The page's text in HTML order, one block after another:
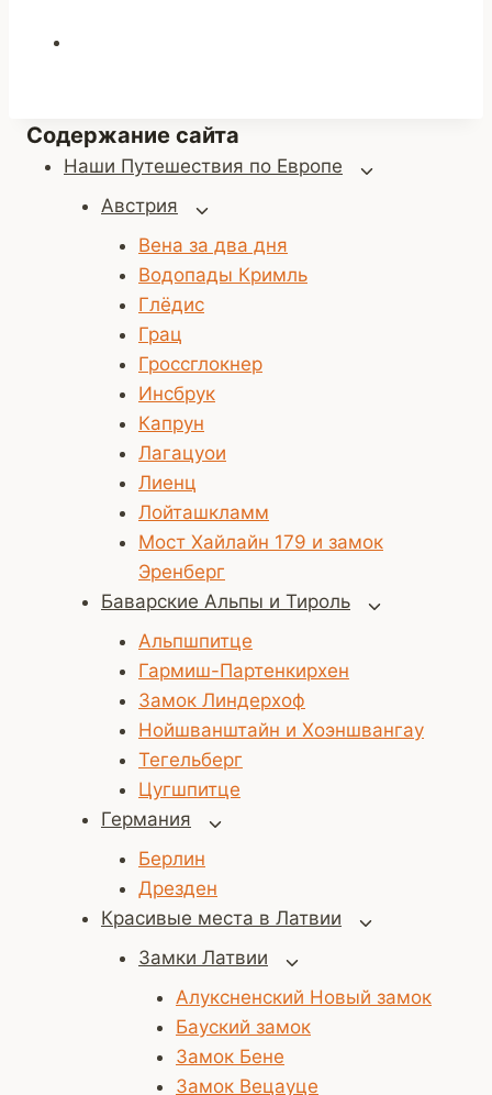
Содержание сайта
Наши Путешествия по Европе
Переключить
Австрия
Переключить
дочернее
меню
Вена за два дня
Водопады Кримль
Глёдис
Грац
Гроссглокнер
Инсбрук
Капрун
Лагацуои
Лиенц
Лойташкламм
Мост Хайлайн 179 и замок
Эренберг
Баварские Альпы и Тироль
Альпшпитце
Гармиш-Партенкирхен
Замок Линдерхоф
Нойшванштайн и Хоэншвангау
Тегельберг
Цугшпитце
Германия
Переключить
дочернее
меню
Берлин
Дрезден
Красивые места в Латвии
Переключить
Замки Латвии
Переключить
дочернее
меню
Алуксненский Новый замок
Бауский замок
Замок Бене
Замок Вецауце